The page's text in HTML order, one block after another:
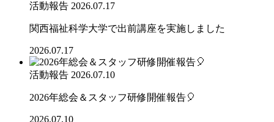
活動報告 2026.07.17
関西福祉科学大学で出前講座を実施しました
2026.07.17
活動報告 2026.07.10
2026年総会＆スタッフ研修開催報告🎈
2026.07.10